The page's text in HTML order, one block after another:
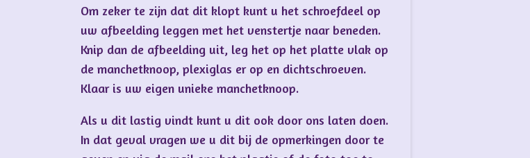
Om zeker te zijn dat dit klopt kunt u het schroefdeel op
uw afbeelding leggen met het venstertje naar beneden.
Knip dan de afbeelding uit, leg het op het platte vlak op
de manchetknoop, plexiglas er op en dichtschroeven.
Klaar is uw eigen unieke manchetknoop.
Als u dit lastig vindt kunt u dit ook door ons laten doen.
In dat geval vragen we u dit bij de opmerkingen door te